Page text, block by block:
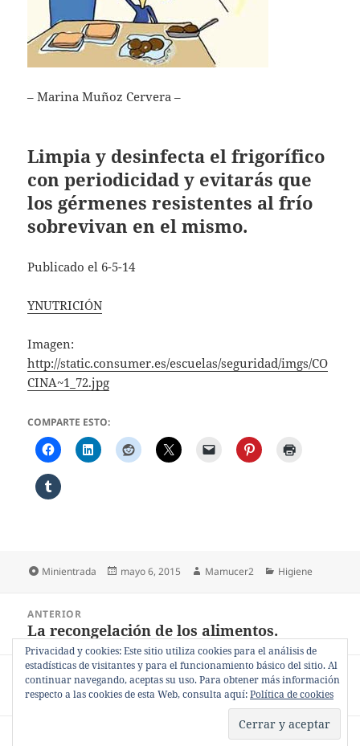
– Marina Muñoz Cervera –
Limpia y desinfecta el frigorífico
con periodicidad y evitarás que
los gérmenes resistentes al frío
sobrevivan en el mismo.
Publicado el 6-5-14
YNUTRICIÓN
Imagen:
http://static.consumer.es/escuelas/seguridad/imgs/CO
CINA~1_72.jpg
COMPARTE ESTO:
Formato
Minientrada
Publicado
mayo 6, 2015 Autor
Mamucer2 Categorías
Higiene
entradas
ANTERIOR
Entrada
anterior:
La recongelación de los alimentos.
SIGUIENTE
Entrada
Sobre el aguacate.
Funciona gracias a WordPress
Privacidad y cookies: Este sitio utiliza cookies para el análisis de
estadísticas de visitantes y para el funcionamiento básico del sitio. Al
continuar navegando, aceptas su uso. Para obtener más información
respecto a las cookies de esta Web, consulta aquí:Política de cookies